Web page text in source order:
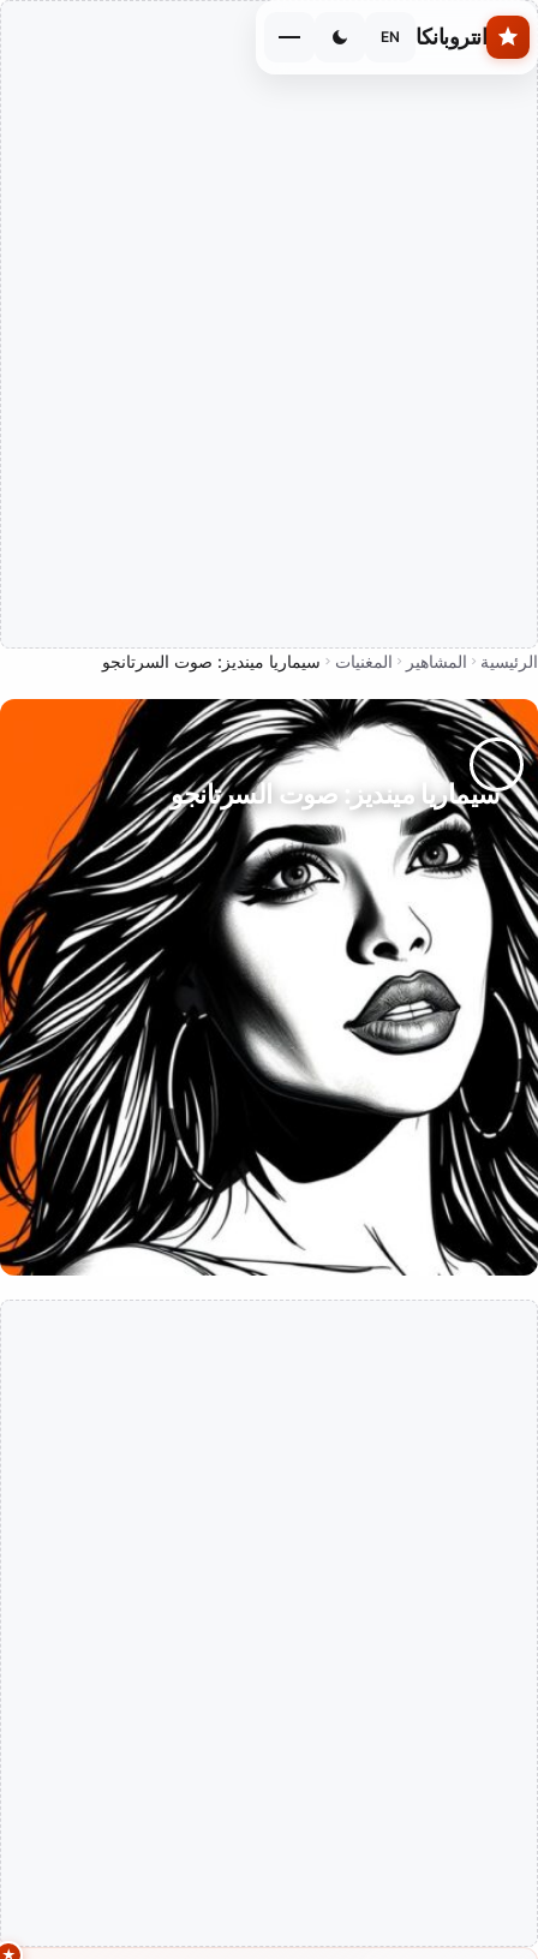
Skip to main content
انتروبانكا EN
الرئيسية المشاهير المغنيات سيماريا مينديز: صوت السرتانجو
سيماريا مينديز: صوت السرتانجو